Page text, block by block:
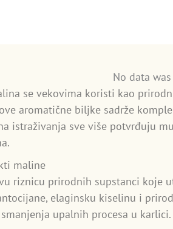
No data
se vekovima koristi kao
aromatične biljke sadrže
istraživanja sve više potvrđuju
maline
riznicu prirodnih supstanci koje
elaginsku kiselinu i
upalnih procesa u karlici.